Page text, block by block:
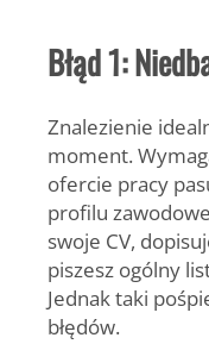
Błąd 1:
Znalezienie
moment.
ofercie pracy
profilu
swoje CV,
piszesz ogólny
Jednak taki
błędów.